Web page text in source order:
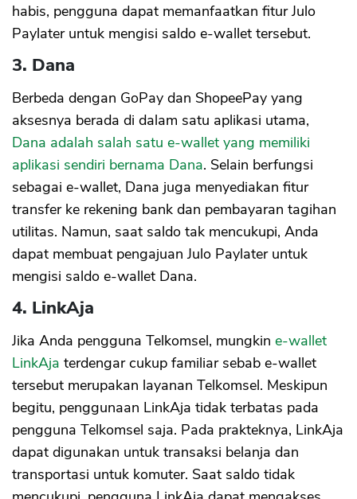
habis, pengguna dapat memanfaatkan fitur Julo
Paylater untuk mengisi saldo e-wallet tersebut.
3. Dana
Berbeda dengan GoPay dan ShopeePay yang
aksesnya berada di dalam satu aplikasi utama,
Dana adalah salah satu e-wallet yang memiliki
aplikasi sendiri bernama Dana. Selain berfungsi
sebagai e-wallet, Dana juga menyediakan fitur
transfer ke rekening bank dan pembayaran tagihan
utilitas. Namun, saat saldo tak mencukupi, Anda
dapat membuat pengajuan Julo Paylater untuk
mengisi saldo e-wallet Dana.
4. LinkAja
Jika Anda pengguna Telkomsel, mungkin e-wallet
LinkAja terdengar cukup familiar sebab e-wallet
tersebut merupakan layanan Telkomsel. Meskipun
begitu, penggunaan LinkAja tidak terbatas pada
pengguna Telkomsel saja. Pada prakteknya, LinkAja
dapat digunakan untuk transaksi belanja dan
transportasi untuk komuter. Saat saldo tidak